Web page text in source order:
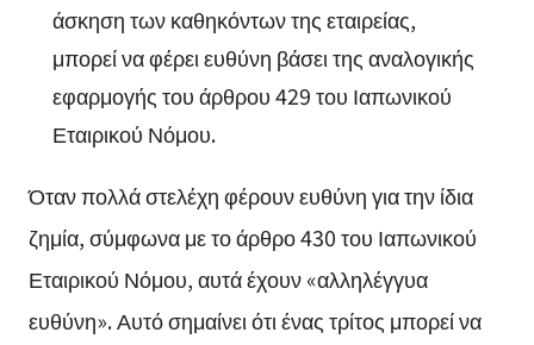
άσκηση των καθηκόντων της εταιρείας,
μπορεί να φέρει ευθύνη βάσει της αναλογικής
εφαρμογής του άρθρου 429 του Ιαπωνικού
Εταιρικού Νόμου.
Όταν πολλά στελέχη φέρουν ευθύνη για την ίδια
ζημία, σύμφωνα με το άρθρο 430 του Ιαπωνικού
Εταιρικού Νόμου, αυτά έχουν «αλληλέγγυα
ευθύνη». Αυτό σημαίνει ότι ένας τρίτος μπορεί να